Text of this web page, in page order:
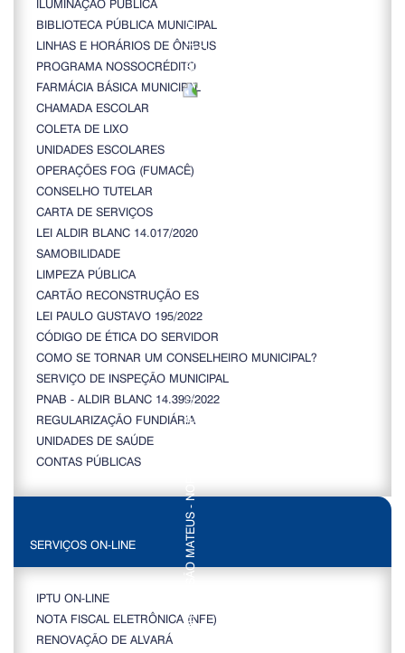
BIBLIOTECA PÚBLICA MUNICIPAL
LINHAS E HORÁRIOS DE ÔNIBUS
PROGRAMA NOSSOCRÉDITO
FARMÁCIA BÁSICA MUNICIPAL
CHAMADA ESCOLAR
COLETA DE LIXO
UNIDADES ESCOLARES
OPERAÇÕES FOG (FUMACÊ)
CONSELHO TUTELAR
CARTA DE SERVIÇOS
LEI ALDIR BLANC 14.017/2020
SAMOBILIDADE
LIMPEZA PÚBLICA
CARTÃO RECONSTRUÇÃO ES
LEI PAULO GUSTAVO 195/2022
CÓDIGO DE ÉTICA DO SERVIDOR
COMO SE TORNAR UM CONSELHEIRO MUNICIPAL?
SERVIÇO DE INSPEÇÃO MUNICIPAL
PNAB - ALDIR BLANC 14.399/2022
REGULARIZAÇÃO FUNDIÁRIA
UNIDADES DE SAÚDE
CONTAS PÚBLICAS
SERVIÇOS ON-LINE
IPTU ON-LINE
NOTA FISCAL ELETRÔNICA (NFE)
RENOVAÇÃO DE ALVARÁ